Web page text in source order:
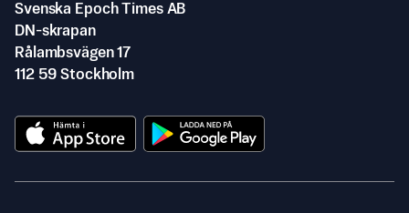
Svenska Epoch Times AB
DN-skrapan
Rålambsvägen 17
112 59 Stockholm